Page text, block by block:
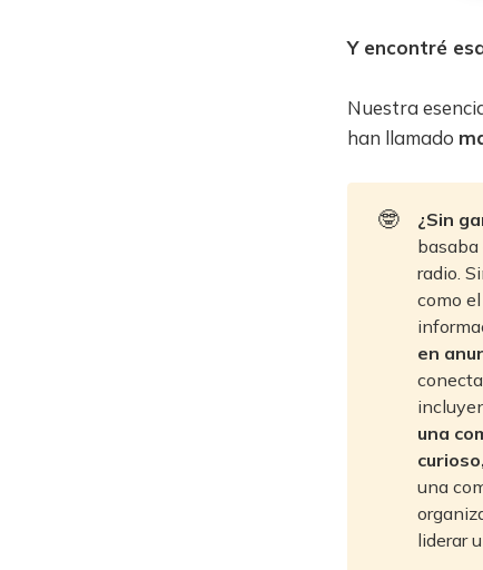
Y encontré
Nuestra
han llamado
🤓 ¿Sin
radio.
como el
en
una
una
liderar